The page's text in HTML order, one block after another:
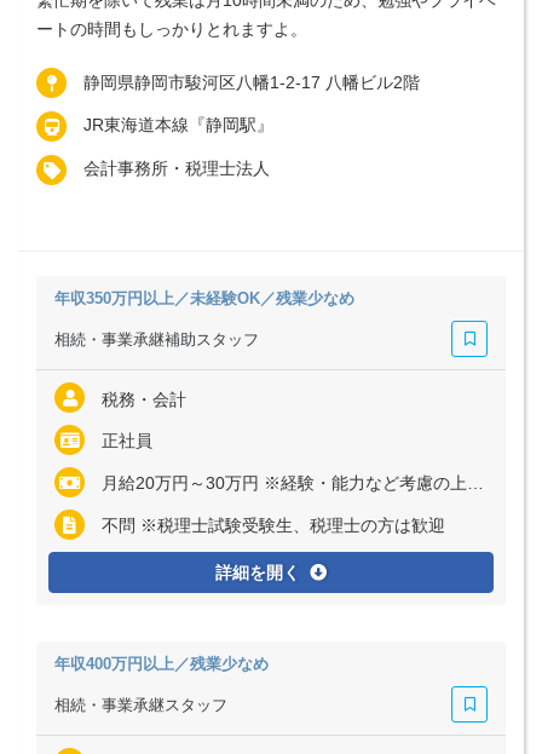
ートの時間もしっかりとれますよ。
静岡県静岡市駿河区八幡1-2-17 八幡ビル2階
JR東海道本線『静岡駅』
会計事務所・税理士法人
年収350万円以上／未経験OK／残業少なめ
相続・事業承継補助スタッフ
税務・会計
正社員
月給20万円～30万円 ※経験・能力など考慮の上、決定いたします ※残業代は全額支給
不問 ※税理士試験受験生、税理士の方は歓迎
詳細を開く
年収400万円以上／残業少なめ
相続・事業承継スタッフ